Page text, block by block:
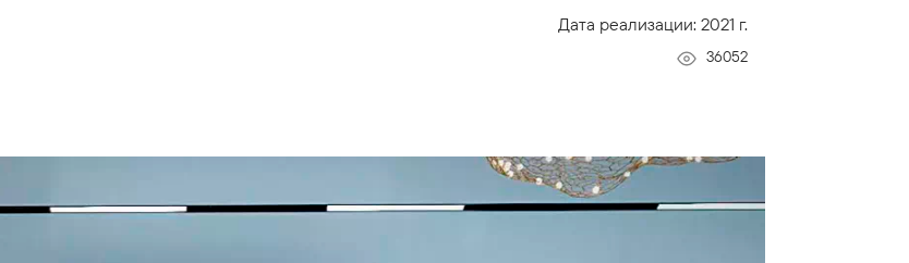
Дата реализации: 2021 г.
36052